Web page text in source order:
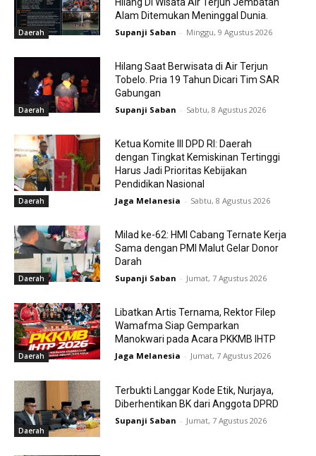
Daerah
Alam Ditemukan Meninggal Dunia.
Supanji Saban - Minggu, 9 Agustus 2026
Daerah
Hilang Saat Berwisata di Air Terjun
Tobelo. Pria 19 Tahun Dicari Tim SAR
Gabungan
Supanji Saban - Sabtu, 8 Agustus 2026
Daerah
Ketua Komite III DPD RI: Daerah
dengan Tingkat Kemiskinan Tertinggi
Harus Jadi Prioritas Kebijakan
Pendidikan Nasional
Jaga Melanesia - Sabtu, 8 Agustus 2026
Daerah
Milad ke-62: HMI Cabang Ternate Kerja
Sama dengan PMI Malut Gelar Donor
Darah
Supanji Saban - Jumat, 7 Agustus 2026
Daerah
Libatkan Artis Ternama, Rektor Filep
Wamafma Siap Gemparkan
Manokwari pada Acara PKKMB IHTP
Jaga Melanesia - Jumat, 7 Agustus 2026
Daerah
Terbukti Langgar Kode Etik, Nurjaya,
Diberhentikan BK dari Anggota DPRD
Supanji Saban - Jumat, 7 Agustus 2026